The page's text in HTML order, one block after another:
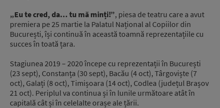
„Eu te cred, da… tu mă minți!”, piesa de teatru care a avut
premiera pe 25 martie la Palatul Național al Copiilor din
București, își continuă în această toamnă reprezentațiile cu
succes în toată țara.
Stagiunea 2019 – 2020 începe cu reprezentații în București
(23 sept), Constanța (30 sept), Bacău (4 oct), Târgoviște (7
oct), Galați (8 oct), Timișoara (14 oct), Codlea (județul Brașov
21 oct). Periplul va continua și în lunile următoare atât în
capitală cât și în celelalte orașe ale țării.